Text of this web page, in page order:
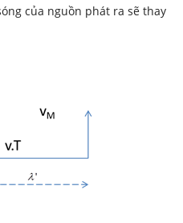
của nguồn phát ra sẽ thay